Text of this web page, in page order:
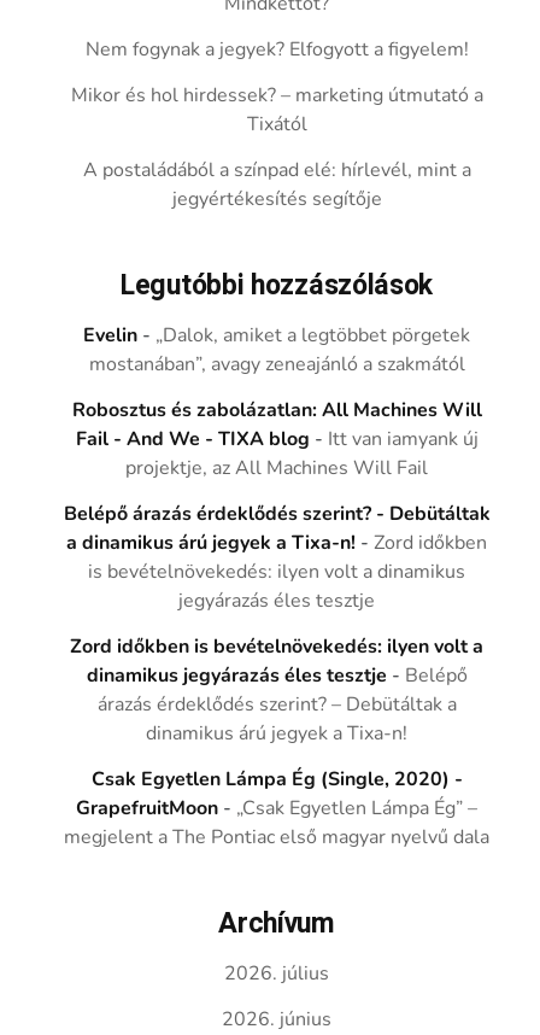
Nem fogynak a jegyek? Elfogyott a figyelem!
Mikor és hol hirdessek? – marketing útmutató a
Tixától
A postaládából a színpad elé: hírlevél, mint a
jegyértékesítés segítője
Legutóbbi hozzászólások
Evelin - „Dalok, amiket a legtöbbet pörgetek
mostanában”, avagy zeneajánló a szakmától
Robosztus és zabolázatlan: All Machines Will
Fail - And We - TIXA blog - Itt van iamyank új
projektje, az All Machines Will Fail
Belépő árazás érdeklődés szerint? - Debütáltak
a dinamikus árú jegyek a Tixa-n! -Zord időkben
is bevételnövekedés: ilyen volt a dinamikus
jegyárazás éles tesztje
Zord időkben is bevételnövekedés: ilyen volt a
dinamikus jegyárazás éles tesztje - Belépő
árazás érdeklődés szerint? – Debütáltak a
dinamikus árú jegyek a Tixa-n!
Csak Egyetlen Lámpa Ég (Single, 2020) -
GrapefruitMoon - „Csak Egyetlen Lámpa Ég” –
megjelent a The Pontiac első magyar nyelvű dala
Archívum
2026. július
2026. június